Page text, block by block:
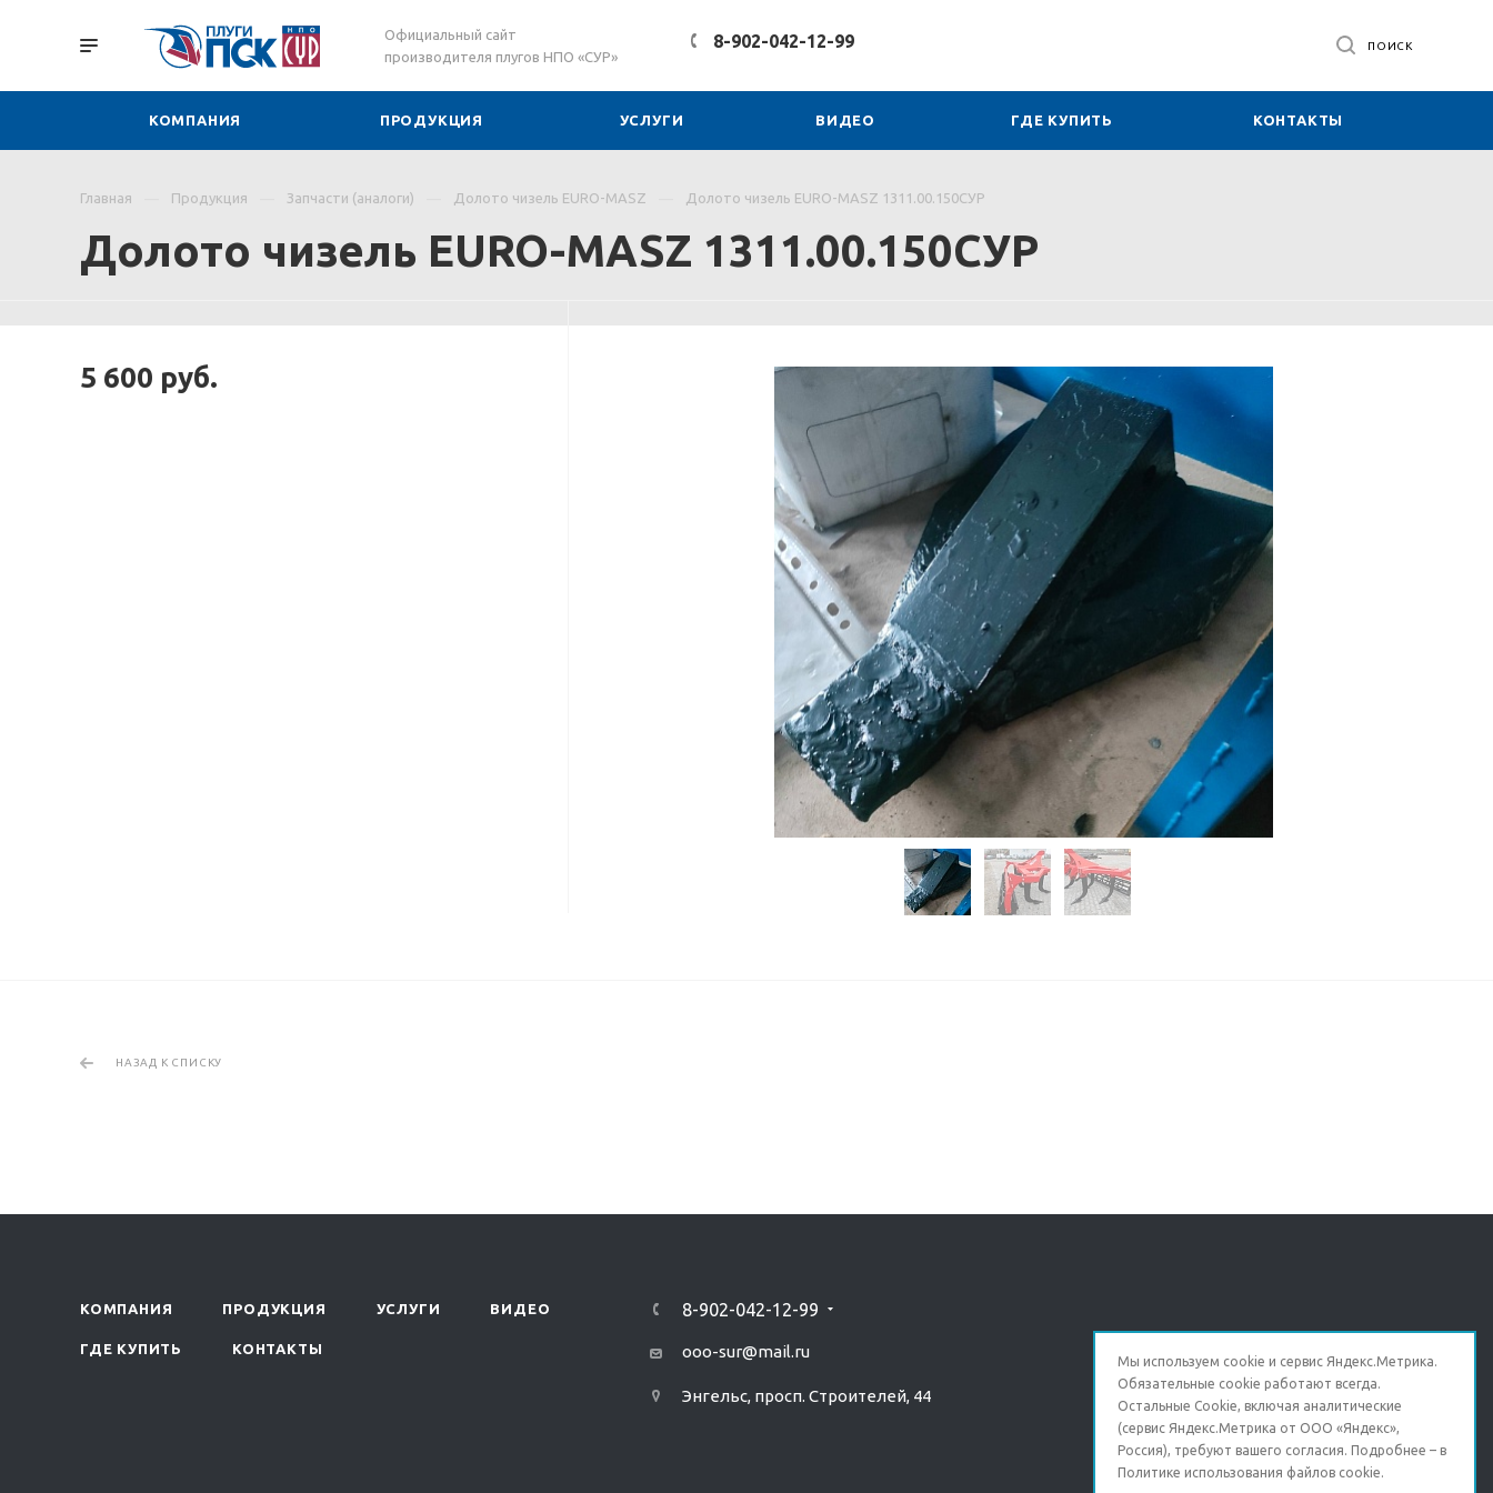
Официальный сайт
производителя плугов НПО «СУР»
8-902-042-12-99 ПОИСК
КОМПАНИЯ ПРОДУКЦИЯ УСЛУГИ ВИДЕО ГДЕ КУПИТЬ КОНТАКТЫ
Главная Продукция Запчасти (аналоги) Долото чизель EURO-MASZ Долото чизель EURO-MASZ 1311.00.150СУР
Долото чизель EURO-MASZ 1311.00.150СУР
5 600 руб.
НАЗАД К СПИСКУ
КОМПАНИЯ ПРОДУКЦИЯ УСЛУГИ ВИДЕО
ГДЕ КУПИТЬ КОНТАКТЫ
8-902-042-12-99
ooo-sur@mail.ru
Энгельс, просп. Строителей, 44
Мы используем cookie и сервис Яндекс.Метрика.
Обязательные cookie работают всегда.
Остальные Сookie, включая аналитические
(сервис Яндекс.Метрика от ООО «Яндекс»,
Россия), требуют вашего согласия. Подробнее – в
Политике использования файлов cookie.